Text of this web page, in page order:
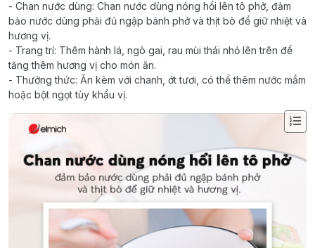
- Chan nước dùng: Chan nước dùng nóng hổi lên tô phở, đảm
bảo nước dùng phải đủ ngập bánh phở và thịt bò để giữ nhiệt và
hương vị.
- Trang trí: Thêm hành lá, ngò gai, rau mùi thái nhỏ lên trên để
tăng thêm hương vị cho món ăn.
- Thưởng thức: Ăn kèm với chanh, ớt tươi, có thể thêm nước mắm
hoặc bột ngọt tùy khẩu vị.